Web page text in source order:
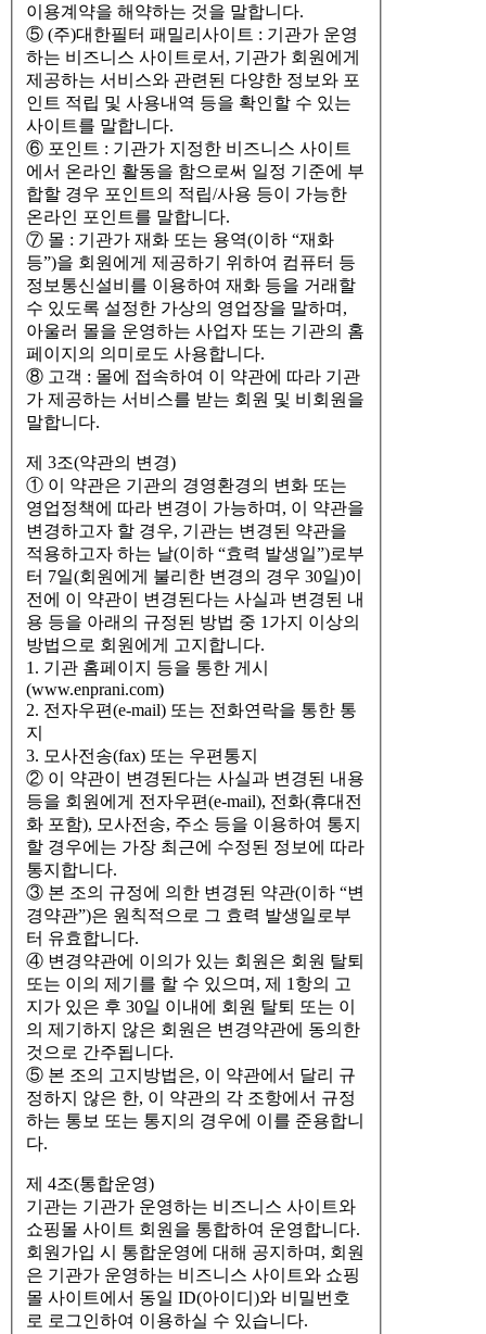
이용계약을 해약하는 것을 말합니다.
⑤ (주)대한필터 패밀리사이트 : 기관가 운영
하는 비즈니스 사이트로서, 기관가 회원에게
제공하는 서비스와 관련된 다양한 정보와 포
인트 적립 및 사용내역 등을 확인할 수 있는
사이트를 말합니다.
⑥ 포인트 : 기관가 지정한 비즈니스 사이트
에서 온라인 활동을 함으로써 일정 기준에 부
합할 경우 포인트의 적립/사용 등이 가능한
온라인 포인트를 말합니다.
⑦ 몰 : 기관가 재화 또는 용역(이하 “재화
등”)을 회원에게 제공하기 위하여 컴퓨터 등
정보통신설비를 이용하여 재화 등을 거래할
수 있도록 설정한 가상의 영업장을 말하며,
아울러 몰을 운영하는 사업자 또는 기관의 홈
페이지의 의미로도 사용합니다.
⑧ 고객 : 몰에 접속하여 이 약관에 따라 기관
가 제공하는 서비스를 받는 회원 및 비회원을
말합니다.
제 3조(약관의 변경)
① 이 약관은 기관의 경영환경의 변화 또는
영업정책에 따라 변경이 가능하며, 이 약관을
변경하고자 할 경우, 기관는 변경된 약관을
적용하고자 하는 날(이하 “효력 발생일”)로부
터 7일(회원에게 불리한 변경의 경우 30일)이
전에 이 약관이 변경된다는 사실과 변경된 내
용 등을 아래의 규정된 방법 중 1가지 이상의
방법으로 회원에게 고지합니다.
1. 기관 홈페이지 등을 통한 게시
(www.enprani.com)
2. 전자우편(e-mail) 또는 전화연락을 통한 통
지
3. 모사전송(fax) 또는 우편통지
② 이 약관이 변경된다는 사실과 변경된 내용
등을 회원에게 전자우편(e-mail), 전화(휴대전
화 포함), 모사전송, 주소 등을 이용하여 통지
할 경우에는 가장 최근에 수정된 정보에 따라
통지합니다.
③ 본 조의 규정에 의한 변경된 약관(이하 “변
경약관”)은 원칙적으로 그 효력 발생일로부
터 유효합니다.
④ 변경약관에 이의가 있는 회원은 회원 탈퇴
또는 이의 제기를 할 수 있으며, 제 1항의 고
지가 있은 후 30일 이내에 회원 탈퇴 또는 이
의 제기하지 않은 회원은 변경약관에 동의한
것으로 간주됩니다.
⑤ 본 조의 고지방법은, 이 약관에서 달리 규
정하지 않은 한, 이 약관의 각 조항에서 규정
하는 통보 또는 통지의 경우에 이를 준용합니
다.
제 4조(통합운영)
기관는 기관가 운영하는 비즈니스 사이트와
쇼핑몰 사이트 회원을 통합하여 운영합니다.
회원가입 시 통합운영에 대해 공지하며, 회원
은 기관가 운영하는 비즈니스 사이트와 쇼핑
몰 사이트에서 동일 ID(아이디)와 비밀번호
로 로그인하여 이용하실 수 있습니다.